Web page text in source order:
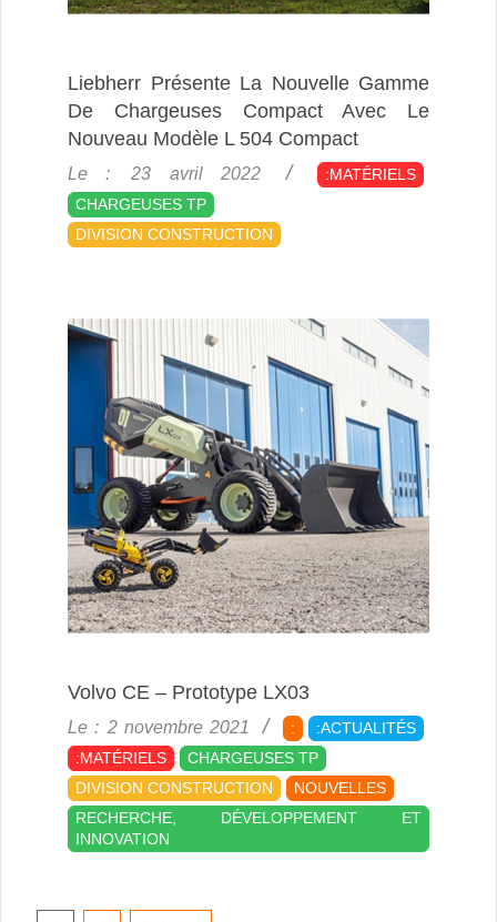
Liebherr Présente La Nouvelle Gamme
De Chargeuses Compact Avec Le
Nouveau Modèle L 504 Compact
2022-
04-
23
Le : 23 avril 2022
:MATÉRIELS
CHARGEUSES TP
DIVISION CONSTRUCTION
Volvo CE – Prototype LX03
2021-
11-
02
Le : 2 novembre 2021 :
:ACTUALITÉS
:MATÉRIELS
CHARGEUSES TP
DIVISION CONSTRUCTION
NOUVELLES
RECHERCHE, DÉVELOPPEMENT ET
INNOVATION